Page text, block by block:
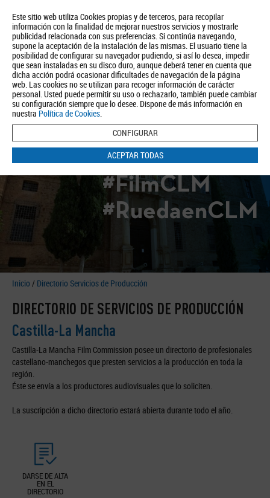
Este sitio web utiliza Cookies propias y de terceros, para recopilar
información con la finalidad de mejorar nuestros servicios y mostrarle
publicidad relacionada con sus preferencias. Si continúa navegando,
supone la aceptación de la instalación de las mismas. El usuario tiene la
posibilidad de configurar su navegador pudiendo, si así lo desea, impedir
que sean instaladas en su disco duro, aunque deberá tener en cuenta que
dicha acción podrá ocasionar dificultades de navegación de la página
web. Las cookies no se utilizan para recoger información de carácter
personal. Usted puede permitir su uso o rechazarlo, también puede cambiar
su configuración siempre que lo desee. Dispone de más información en
nuestra Política de Cookies.
CONFIGURAR
ACEPTAR TODAS
Quiénes somos Turismo Política de Privacidad Aviso Legal
Política de Cookies
BUSCAR
#FilmCLM
#RuedaenCLM
Inicio / Directorio Servicios de Producción
DIRECTORIO DE SERVICIOS DE PRODUCCIÓN
Castilla-La Mancha
Castilla-La Mancha Film Commission posee un directorio de profesionales
castellano-manchegos que presten servicios a la producción en toda la
región.
Éste se envía a los productores audiovisuales que lo soliciten.
La suscripción a dicho directorio estará abierta durante todo el año.
DARSE DE ALTA
EN EL
DIRECTORIO